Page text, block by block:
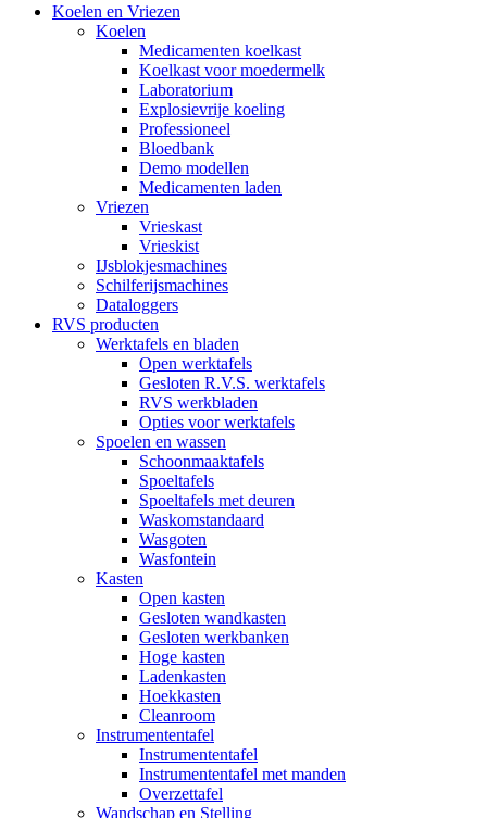
Koelen en Vriezen
Koelen
Medicamenten koelkast
Koelkast voor moedermelk
Laboratorium
Explosievrije koeling
Professioneel
Bloedbank
Demo modellen
Medicamenten laden
Vriezen
Vrieskast
Vrieskist
IJsblokjesmachines
Schilferijsmachines
Dataloggers
RVS producten
Werktafels en bladen
Open werktafels
Gesloten R.V.S. werktafels
RVS werkbladen
Opties voor werktafels
Spoelen en wassen
Schoonmaaktafels
Spoeltafels
Spoeltafels met deuren
Waskomstandaard
Wasgoten
Wasfontein
Kasten
Open kasten
Gesloten wandkasten
Gesloten werkbanken
Hoge kasten
Ladenkasten
Hoekkasten
Cleanroom
Instrumententafel
Instrumententafel
Instrumententafel met manden
Overzettafel
Wandschap en Stelling